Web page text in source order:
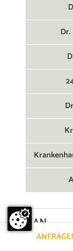
WLAN
WLAN ist im